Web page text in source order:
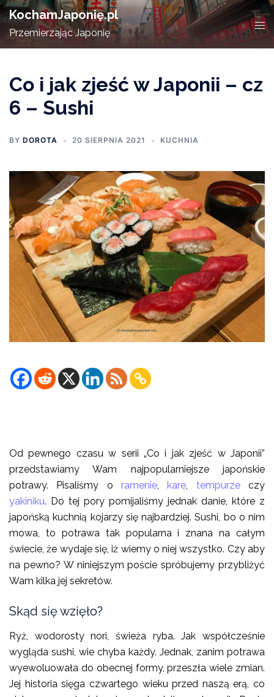
Skip
to
content
KochamJaponię.pl
Przemierzając Japonię
Co i jak zjeść w Japonii – cz
6 – Sushi
BY DOROTA 20 SIERPNIA 2021 KUCHNIA
Od pewnego czasu w serii „Co i jak zjeść w Japonii”
przedstawiamy Wam najpopularniejsze japońskie
potrawy. Pisaliśmy o ramenie kare tempurzeczy
yakiniku. Do tej pory pomijaliśmy jednak danie, które z
japońską kuchnią kojarzy się najbardziej. Sushi, bo o nim
mowa, to potrawa tak popularna i znana na całym
świecie, że wydaje się, iż wiemy o niej wszystko. Czy aby
na pewno? W niniejszym poście spróbujemy przybliżyć
Wam kilka jej sekretów.
Skąd się wzięło?
Ryż, wodorosty nori, świeża ryba. Jak współcześnie
wygląda sushi, wie chyba każdy. Jednak, zanim potrawa
wyewoluowała do obecnej formy, przeszła wiele zmian.
Jej historia sięga czwartego wieku przed naszą erą, co